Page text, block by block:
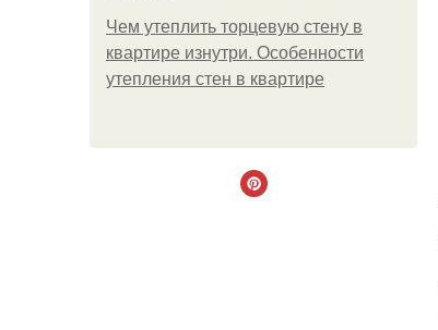
Чем утеплить торцевую стену в
квартире изнутри. Особенности
утепления стен в квартире